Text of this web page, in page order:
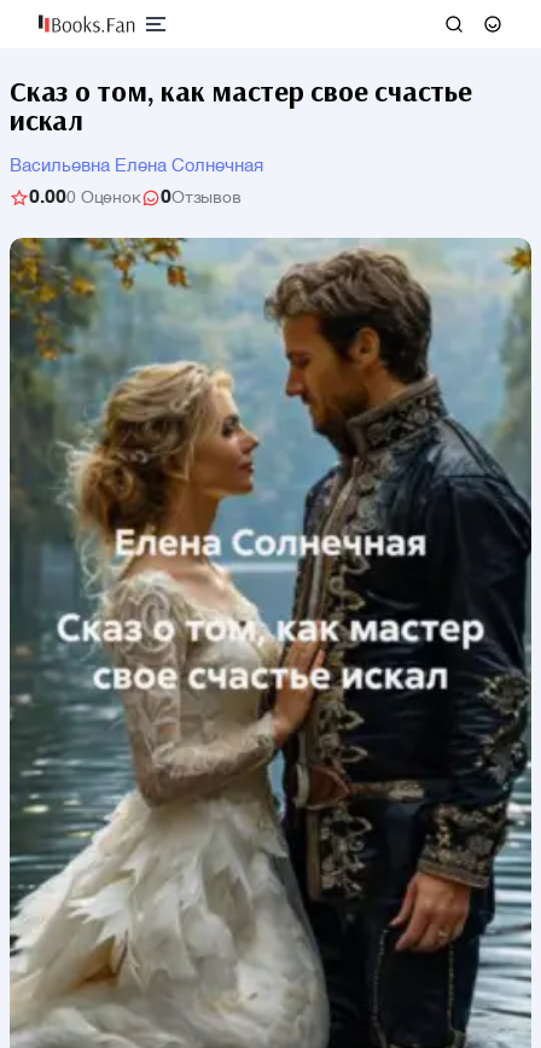
Сказ о том, как мастер свое счастье
искал
Васильевна Елена Солнечная
0.000 Оценок 0Отзывов